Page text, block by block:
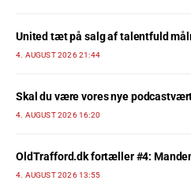
United tæt på salg af talentfuld
4. AUGUST 2026 21:44
Skal du være vores nye
4. AUGUST 2026 16:20
OldTrafford.dk fortæller #4:
4. AUGUST 2026 13:55